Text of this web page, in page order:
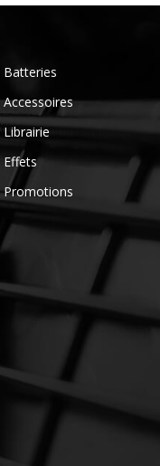
Batteries
Accessoires
Librairie
Effets
Promotions